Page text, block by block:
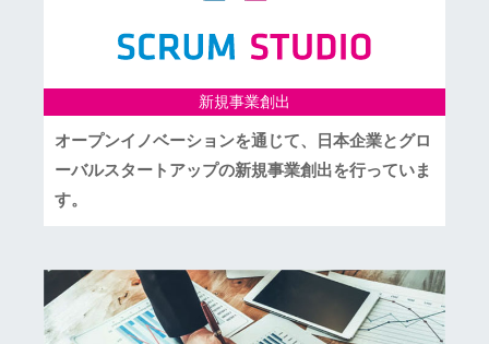
新規事業創出
オープンイノベーションを通じて、日本企業とグロ
ーバルスタートアップの新規事業創出を行っていま
す。